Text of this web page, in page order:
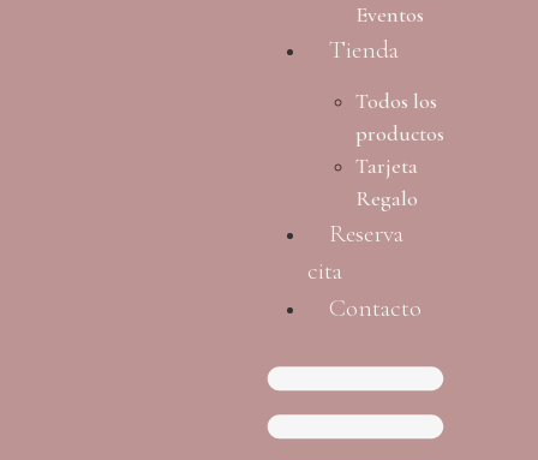
Eventos
Tienda
Todos los
productos
Tarjeta
Regalo
Reserva
cita
Contacto